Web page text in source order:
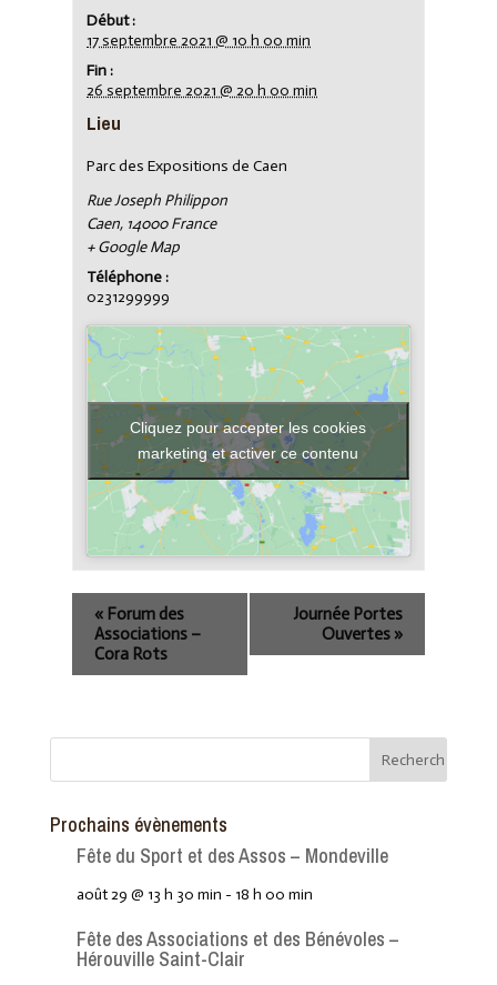
Début :
17 septembre 2021 @ 10 h 00 min
Fin :
26 septembre 2021 @ 20 h 00 min
Lieu
Parc des Expositions de Caen
Rue Joseph Philippon
Caen, 14000 France
+ Google Map
Téléphone :
0231299999
Cliquez pour accepter les cookies
marketing et activer ce contenu
«Forum des
Associations –
Cora Rots
Journée Portes
Ouvertes »
Prochains évènements
Fête du Sport et des Assos – Mondeville
août 29 @ 13 h 30 min - 18 h 00 min
Fête des Associations et des Bénévoles –
Hérouville Saint-Clair